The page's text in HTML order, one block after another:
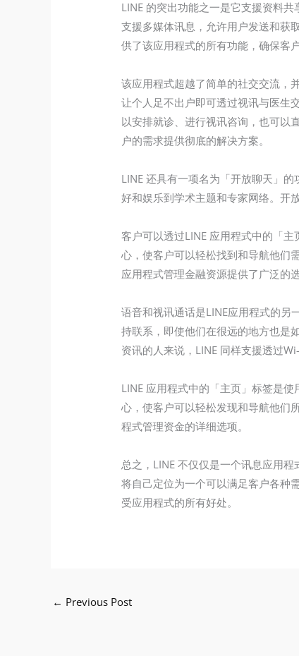
LINE 的突出功能之一是它支援资料
支援多媒体讯息，允许用户发送和获
供了该应用程式的所有功能，确保客
该应用程式超越了简单的社交交流，
让个人足不出户即可透过视讯与医生
以安排就诊、进行视讯咨询，也可以
户的需求提供彻底的解决方案。
LINE 还具有一项名为「开放聊天」
好和娱乐到学术主题和专家网络。开
客户可以透过LINE 应用程式中的「
心，使客户可以轻松找到和导航他们
应用程式管理金融资源提供了广泛的选
语音和视讯通话是LINE应用程式的另
持联系，即使他们在很远的地方也是
资讯的人来说，LINE 同样支援透过
LINE 应用程式中的「主页」标签是
心，使客户可以轻松发现和导航他们
程式管理资金的详细选项。
总之，LINE 不仅仅是一个讯息应用
将自己定位为一个可以满足客户各种
受应用程式的所有好处。
← Previous Post